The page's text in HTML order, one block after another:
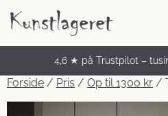
4,6 ★ på Trustpilot –
Unikke
Forside / Pris / Op til 1300 kr /